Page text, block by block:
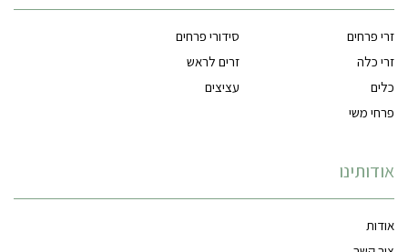
זרי פרחים
סידורי פרחים
זרי כלה
זרים לראש
כלים
עציצים
פרחי משי
אודותינו
אודות